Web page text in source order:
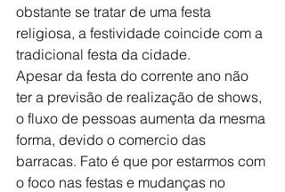
obstante se tratar de uma festa
religiosa, a festividade coincide com a
tradicional festa da cidade.
Apesar da festa do corrente ano não
ter a previsão de realização de shows,
o fluxo de pessoas aumenta da mesma
forma, devido o comercio das
barracas. Fato é que por estarmos com
o foco nas festas e mudanças no